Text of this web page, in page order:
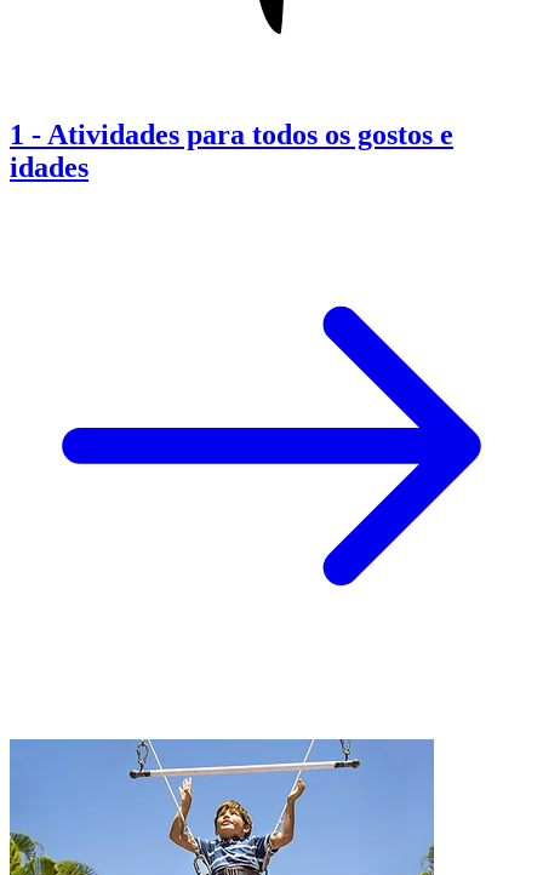
1 - Atividades para todos os gostos e
idades